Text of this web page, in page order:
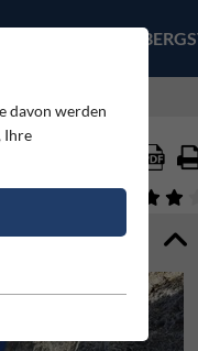
davon werden
Ihre